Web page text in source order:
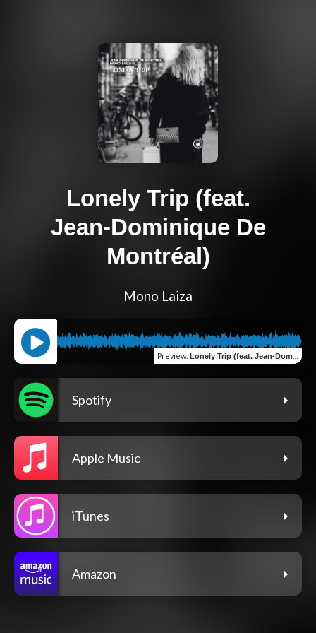
Lonely Trip (feat.
Jean-Dominique De
Montréal)
Mono Laiza
Preview: Lonely Trip (feat. Jean-Dominique De Montréal)
Spotify
Apple Music
iTunes
Amazon